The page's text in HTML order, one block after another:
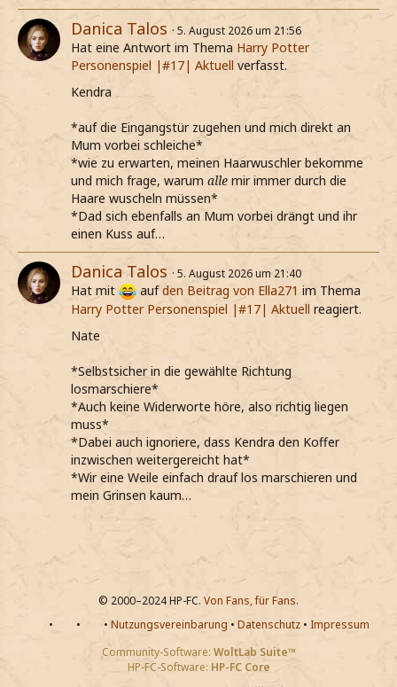
Danica Talos 5. August 2026 um 21:56
Hat eine Antwort im Thema Harry Potter
Personenspiel |#17| Aktuell verfasst.
Kendra
*auf die Eingangstür zugehen und mich direkt an
Mum vorbei schleiche*
*wie zu erwarten, meinen Haarwuschler bekomme
und mich frage, warum alle mir immer durch die
Haare wuscheln müssen*
*Dad sich ebenfalls an Mum vorbei drängt und ihr
einen Kuss auf…
Danica Talos 5. August 2026 um 21:40
Hat mit aufden Beitrag von Ella271 im Thema
Harry Potter Personenspiel |#17| Aktuell reagiert.
Nate
*Selbstsicher in die gewählte Richtung
losmarschiere*
*Auch keine Widerworte höre, also richtig liegen
muss*
*Dabei auch ignoriere, dass Kendra den Koffer
inzwischen weitergereicht hat*
*Wir eine Weile einfach drauf los marschieren und
mein Grinsen kaum…
© 2000–2024 HP-FC. Von Fans, für Fans.
•
• • Nutzungsvereinbarung • Datenschutz• Impressum
Community-Software: WoltLab Suite™
HP-FC-Software: HP-FC Core